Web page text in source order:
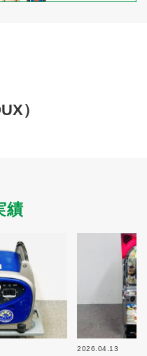
ライバシーポリシー
約・同意書
本人確認書類アップロード
）
績
2026.04.13